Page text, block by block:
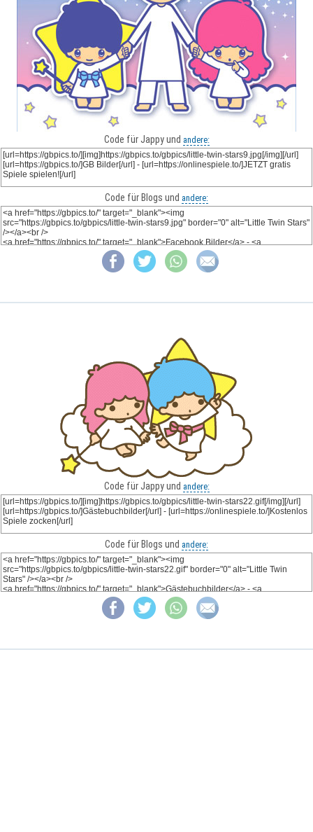
Code für Jappy und andere:
Code für Blogs und andere:
Code für Jappy und andere:
Code für Blogs und andere: